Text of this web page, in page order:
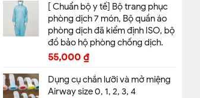
[ Chuẩn bộ y tế] Bộ trang phục
phòng dịch 7 món, Bộ quần áo
phòng dịch đã kiểm định ISO, bộ
đồ bảo hộ phòng chống dịch.
55,000 ₫
Dụng cụ chắn lưỡi và mở miệng
Airway size 0, 1, 2, 3, 4